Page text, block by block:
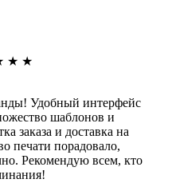
★ ★
Удобный интерфейс
шаблонов и
заказа и доставка на
печати порадовало,
Рекомендую всем, кто